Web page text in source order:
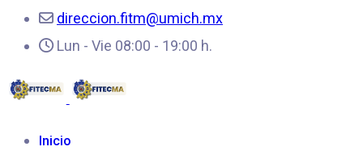
direccion.fitm@umich.mx
Lun - Vie 08:00 - 19:00 h.
Inicio